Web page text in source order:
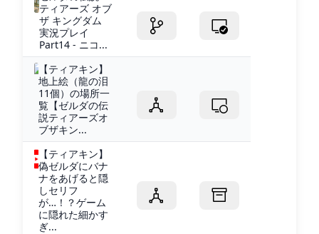
ティアーズ オブ
ザ キングダム
実況プレイ
Part14 - ニコ...
【ティアキン】
地上絵（龍の泪
11個）の場所一
覧【ゼルダの伝
説ティアーズオ
ブザキン...
【ティアキン】
偽ゼルダにバナ
ナをあげると隠
しセリフ
が…！？ゲーム
に隠れた細かす
ぎ...